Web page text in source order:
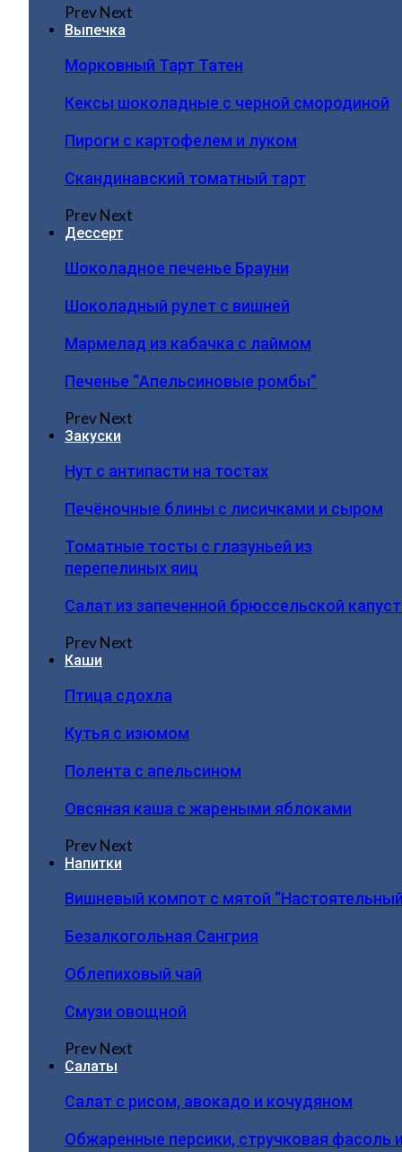
PrevNext
Выпечка
Морковный Тарт Татен
Кексы шоколадные с черной смородиной
Пироги c картофелем и луком
Скандинавский томатный тарт
PrevNext
Дессерт
Шоколадное печенье Брауни
Шоколадный рулет с вишней
Мармелад из кабачка с лаймом
Печенье “Апельсиновые ромбы”
PrevNext
Закуски
Нут с антипасти на тостах
Печёночные блины с лисичками и сыром
Томатные тосты с глазуньей из
перепелиных яиц
Салат из запеченной брюссельской
PrevNext
Каши
Птица сдохла
Кутья с изюмом
Полента с апельсином
Овсяная каша с жареными яблоками
PrevNext
Напитки
Вишневый компот с мятой
Безалкогольная Сангрия
Облепиховый чай
Смузи овощной
PrevNext
Салаты
Салат с рисом, авокадо и кочудяном
Обжаренные персики, стручковая фасоль